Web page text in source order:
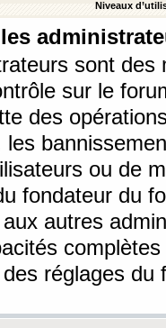
Niveaux
sont
sur le
des
les
ou de
fondateur du
autres
réglages du